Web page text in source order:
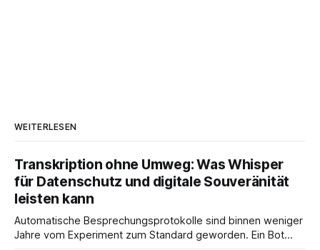
WEITERLESEN
Transkription ohne Umweg: Was Whisper
für Datenschutz und digitale Souveränität
leisten kann
Automatische Besprechungsprotokolle sind binnen weniger
Jahre vom Experiment zum Standard geworden. Ein Bot